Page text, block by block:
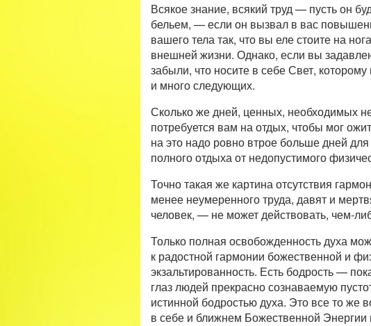
Всякое знание, всякий труд — пусть он
бельем, — если он вызвал в вас
вашего тела так, что вы еле стоите на
внешней жизни. Однако, если вы
забыли, что носите в себе Свет,
и много следующих.
Сколько же дней, ценных, необходимых
потребуется вам на отдых, чтобы мог
на это надо ровно втрое больше дней
полного отдыха от недопустимого
Точно такая же картина отсутствия
менее неумеренного труда, давят и
человек, — не может действовать, чем-
Только полная освобожденность духа
к радостной гармонии божественной и
экзальтированность. Есть бодрость —
глаз людей прекрасно сознаваемую
истинной бодростью духа. Это все то же
в себе и ближнем Божественной